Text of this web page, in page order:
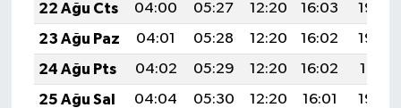
22 Ağu Cts 04:00 05:27 12:20 16:03
19:04
23 Ağu Paz
04:01 05:28 12:20 16:02
19:02
24 Ağu Pts
04:02 05:29 12:20 16:02
19:01
25 Ağu Sal
04:04 05:30 12:20 16:01 19:00